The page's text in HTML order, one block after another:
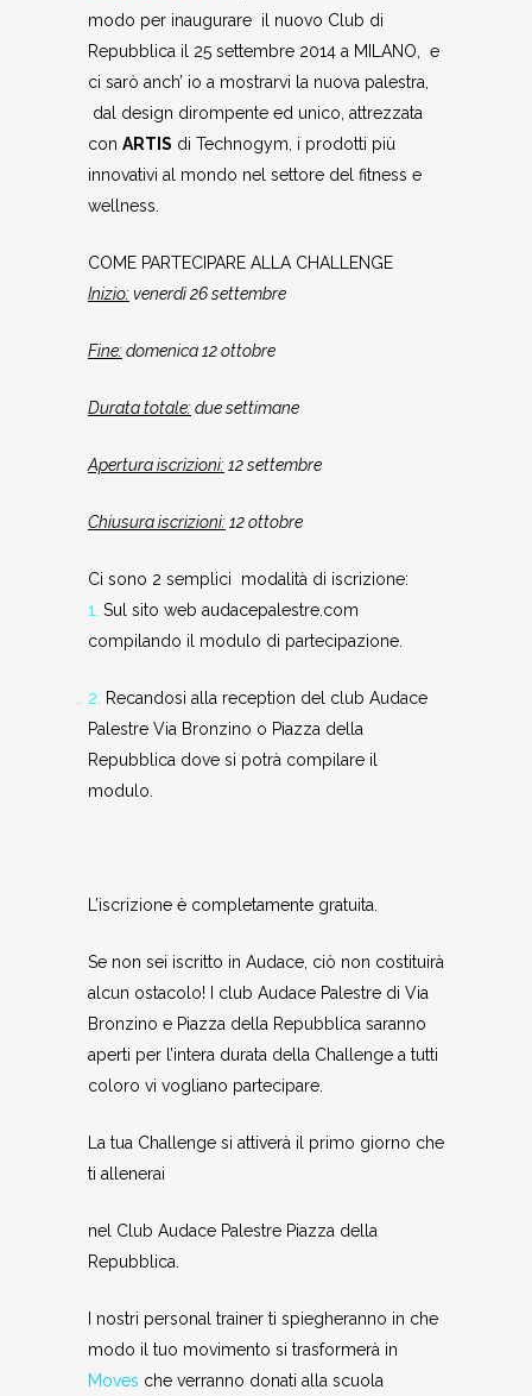
modo per inaugurare il nuovo Club di
Repubblica il 25 settembre 2014 a MILANO, e
ci sarò anch’ io a mostrarvi la nuova palestra,
dal design dirompente ed unico, attrezzata
con ARTIS di Technogym, i prodotti più
innovativi al mondo nel settore del fitness e
wellness.
COME PARTECIPARE ALLA CHALLENGE
Inizio:venerdì 26 settembre
Fine:domenica 12 ottobre
Durata totale:due settimane
Apertura iscrizioni: 12 settembre
Chiusura iscrizioni: 12 ottobre
Ci sono 2 semplici modalità di iscrizione:
1. Sul sito web audacepalestre.com
compilando il modulo di partecipazione.
2.
Recandosi alla reception del club Audace
Palestre Via Bronzino o Piazza della
Repubblica dove si potrà compilare il
modulo.
L’iscrizione è completamente gratuita.
Se non sei iscritto in Audace, ciò non costituirà
alcun ostacolo! I club Audace Palestre di Via
Bronzino e Piazza della Repubblica saranno
aperti per l’intera durata della Challenge a tutti
coloro vi vogliano partecipare.
La tua Challenge si attiverà il primo giorno che
ti allenerai
nel Club Audace Palestre Piazza della
Repubblica.
I nostri personal trainer ti spiegheranno in che
modo il tuo movimento si trasformerà in
Moves che verranno donati alla scuola